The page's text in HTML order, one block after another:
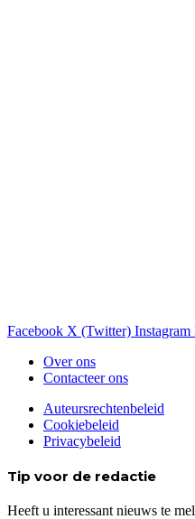
Facebook X (Twitter) Instagram
Over ons
Contacteer ons
Auteursrechtenbeleid
Cookiebeleid
Privacybeleid
Tip voor de redactie
Heeft u interessant nieuws te